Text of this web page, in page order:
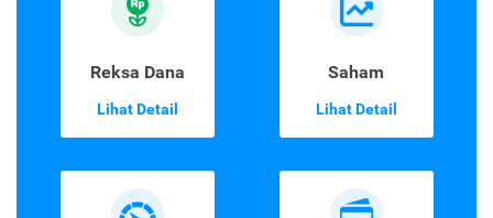
Reksa Dana
Lihat Detail
Saham
Lihat Detail